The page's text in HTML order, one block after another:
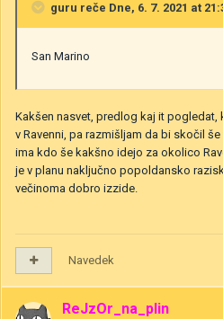
guru reče Dne, 6. 7. 2021 at
San Marino
Kakšen nasvet, predlog kaj it pogledat,
v Ravenni, pa razmišljam da bi skočil
ima kdo še kakšno idejo za okolico
je v planu naključno popoldansko
večinoma dobro izzide.
Navedek
ReJzOr_na_plin